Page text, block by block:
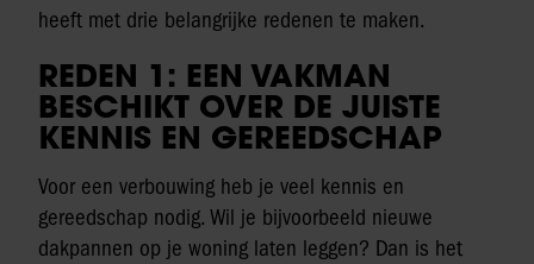
heeft met drie belangrijke redenen te maken.
REDEN 1: EEN VAKMAN
BESCHIKT OVER DE JUISTE
KENNIS EN GEREEDSCHAP
Voor een verbouwing heb je veel kennis en
gereedschap nodig. Wil je bijvoorbeeld nieuwe
dakpannen op je woning laten leggen? Dan is het